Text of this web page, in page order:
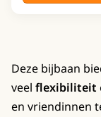
Deze bijbaan
veel flexibiliteit
en vriendinnen